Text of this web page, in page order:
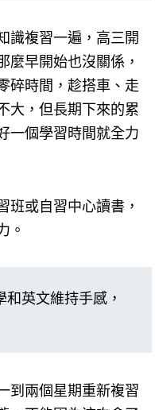
識複習一遍，高三開
麼早開始也沒關係，
碎時間，趁搭車、走
大，但長期下來的累
一個學習時間就全力
班或自習中心讀書，
。
和英文維持手感，
到兩個星期重新複習